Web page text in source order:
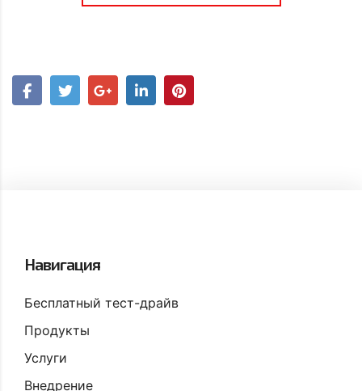
Навигация
Бесплатный тест-драйв
Продукты
Услуги
Внедрение